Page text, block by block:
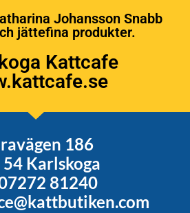
Johansson Snabb
jättefina produkter.
Kattcafe
186
Karlskoga
81240